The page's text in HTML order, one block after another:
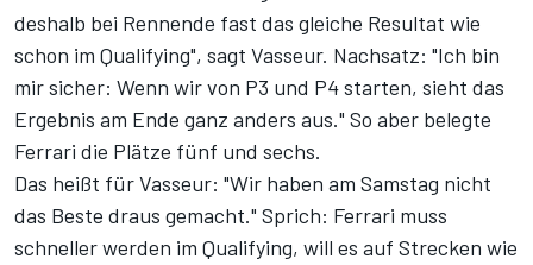
deshalb bei Rennende fast das gleiche Resultat wie
schon im Qualifying", sagt Vasseur. Nachsatz: "Ich bin
mir sicher: Wenn wir von P3 und P4 starten, sieht das
Ergebnis am Ende ganz anders aus." So aber belegte
Ferrari die Plätze fünf und sechs.
Das heißt für Vasseur: "Wir haben am Samstag nicht
das Beste draus gemacht." Sprich: Ferrari muss
schneller werden im Qualifying, will es auf Strecken wie